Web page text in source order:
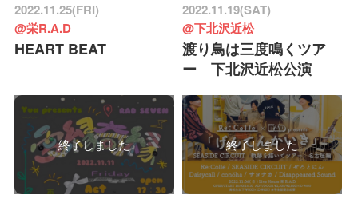
2022.11.25(FRI)
@栄R.A.D
HEART BEAT
2022.11.19(SAT)
@下北沢近松
渡り鳥は三度鳴くツア
ー 下北沢近松公演
終了しました 終了しました